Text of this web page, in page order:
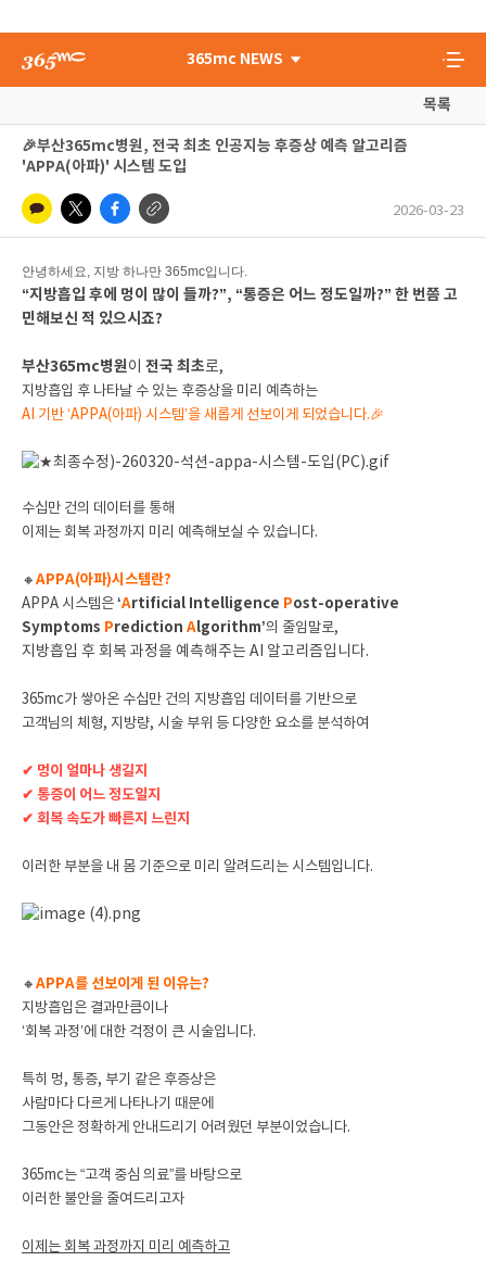
365mc NEWS
목록
🎉부산365mc병원, 전국 최초 인공지능 후증상 예측 알고리즘
'APPA(아파)' 시스템 도입
2026-03-23
안녕하세요, 지방 하나만 365mc입니다.
“지방흡입 후에 멍이 많이 들까?”, “통증은 어느 정도일까?” 한 번쯤 고
민해보신 적 있으시죠?
부산365mc병원이 전국 최초로,
지방흡입 후 나타날 수 있는 후증상을 미리 예측하는
AI 기반 ‘APPA(아파) 시스템’을 새롭게 선보이게 되었습니다.🎉
수십만 건의 데이터를 통해
이제는 회복 과정까지 미리 예측해보실 수 있습니다.
🔸APPA(아파)시스템란?
APPA 시스템은‘Artificial Intelligence Post-operative
Symptoms Prediction Algorithm’의 줄임말로,
지방흡입 후 회복 과정을 예측해주는 AI 알고리즘입니다.
365mc가 쌓아온 수십만 건의 지방흡입 데이터를 기반으로
고객님의 체형, 지방량, 시술 부위 등 다양한 요소를 분석하여
✔ 멍이 얼마나 생길지
✔ 통증이 어느 정도일지
✔ 회복 속도가 빠른지 느린지
이러한 부분을 내 몸 기준으로 미리 알려드리는 시스템입니다.
🔸APPA를 선보이게 된 이유는?
지방흡입은 결과만큼이나
‘회복 과정’에 대한 걱정이 큰 시술입니다.
특히 멍, 통증, 부기 같은 후증상은
사람마다 다르게 나타나기 때문에
그동안은 정확하게 안내드리기 어려웠던 부분이었습니다.
365mc는 “고객 중심 의료”를 바탕으로
이러한 불안을 줄여드리고자
이제는 회복 과정까지 미리 예측하고